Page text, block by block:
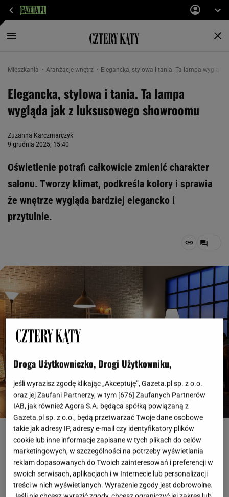
Mieszkania Aranżacje wnętrz Elegancka, stylowa i tania. Ta lampa
Elegancka, stylowa i tania. Ta lampa
wygląda jak z luksusowego showroomu
Zuzanna Karczmarczyk
9 grudnia 2025, 15:40
Oświetlenie potrafi całkowicie zmienić charakter
salonu. Tworzy klimat, podkreśla kolory i sprawia
że wnętrze wygląda bardziej elegancko i
przytulnie.
Pixel-Shot, fot. shutterstock/autor
OTWÓRZ GALERIĘ(3)
Salon to miejsce gdzie odpoczywamy, spędzamy
czas z bliskimi i relaksujemy się po pracy. Dlatego
Droga Użytkowniczko, Drogi Użytkowniku,
jeśli wyrazisz zgodę klikając „Akceptuję”, Gazeta.pl sp. z o.o.
oraz jej Zaufani Partnerzy, w tym [676] Zaufanych Partnerów
IAB, jak również Agora S.A. będąca spółką powiązaną z
Gazeta.pl sp. z o.o., będą przetwarzać Twoje dane osobowe
takie jak adresy IP, adresy e-mail czy identyfikatory plików
cookie lub inne informacje zapisane w tych plikach do celów
marketingowych, w szczególności na potrzeby wyświetlania
reklam dopasowanych do Twoich zainteresowań i preferencji w
swoich serwisach, aplikacjach i w Internecie lub personalizacji
treści w nich wyświetlanych. Wyrażenie zgody jest dobrowolne.